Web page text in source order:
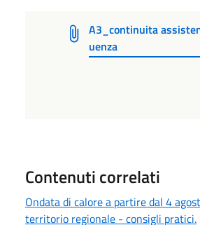
A3_continuita
uenza
Contenuti correlati
Ondata di calore a partire dal 4
territorio regionale - consigli pratici.